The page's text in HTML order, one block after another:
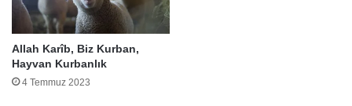
Allah Karîb, Biz Kurban,
Hayvan Kurbanlık
4 Temmuz 2023